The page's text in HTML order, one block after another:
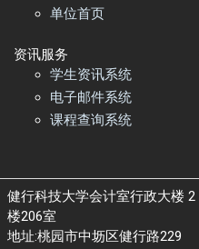
单位首页
资讯服务
学生资讯系统
电子邮件系统
课程查询系统
健行科技大学会计室行政大楼 2
楼206室
地址:桃园市中坜区健行路229